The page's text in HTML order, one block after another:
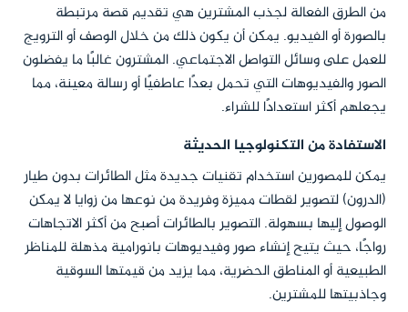
من الطرق الفعالة لجذب المشترين هي تقديم قصة مرتبطة
بالصورة أو الفيديو. يمكن أن يكون ذلك من خلال الوصف أو الترويج
للعمل على وسائل التواصل الاجتماعي. المشترون غالبًا ما يفضلون
الصور والفيديوهات التي تحمل بعدًا عاطفيًا أو رسالة معينة، مما
يجعلهم أكثر استعدادًا للشراء.
الاستفادة من التكنولوجيا الحديثة
يمكن للمصورين استخدام تقنيات جديدة مثل الطائرات بدون طيار
(الدرون) لتصوير لقطات مميزة وفريدة من نوعها من زوايا لا يمكن
الوصول إليها بسهولة. التصوير بالطائرات أصبح من أكثر الاتجاهات
رواجًا، حيث يتيح إنشاء صور وفيديوهات بانورامية مذهلة للمناظر
الطبيعية أو المناطق الحضرية، مما يزيد من قيمتها السوقية
وجاذبيتها للمشترين.